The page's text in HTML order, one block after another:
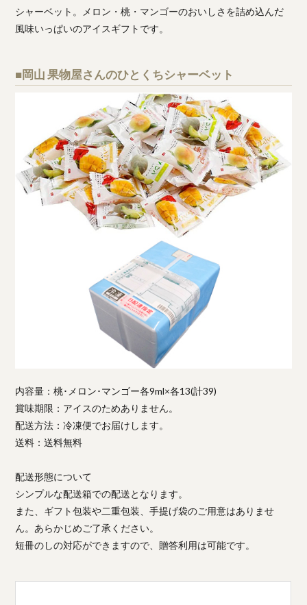
シャーベット。メロン・桃・マンゴーのおいしさを詰め込んだ
風味いっぱいのアイスギフトです。
■岡山 果物屋さんのひとくちシャーベット
内容量：桃･メロン･マンゴー各9ml×各13(計39)
賞味期限：アイスのためありません。
配送方法：冷凍便でお届けします。
送料：送料無料
配送形態について
シンプルな配送箱での配送となります。
また、ギフト包装や二重包装、手提げ袋のご用意はありませ
ん。あらかじめご了承ください。
短冊のしの対応ができますので、贈答利用は可能です。